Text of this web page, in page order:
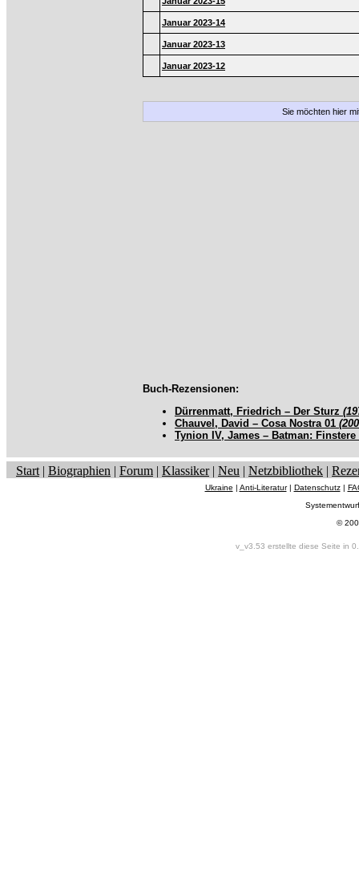
Januar 2023-14
Januar 2023-13
Januar 2023-12
Sie möchten hier
Buch-Rezensionen:
Dürrenmatt, Friedrich – Der Sturz
Chauvel, David – Cosa Nostra 01
Tynion IV, James – Batman:
Start | Biographien | Forum | Klassiker| Neu | Netzbibliothek |
Ukraine | Anti-Literatur| Datenschutz|
©
v_v3.53 erstellte diese Seite in